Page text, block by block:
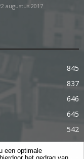
augustus 2017
845
837
646
645
542
363
een optimale